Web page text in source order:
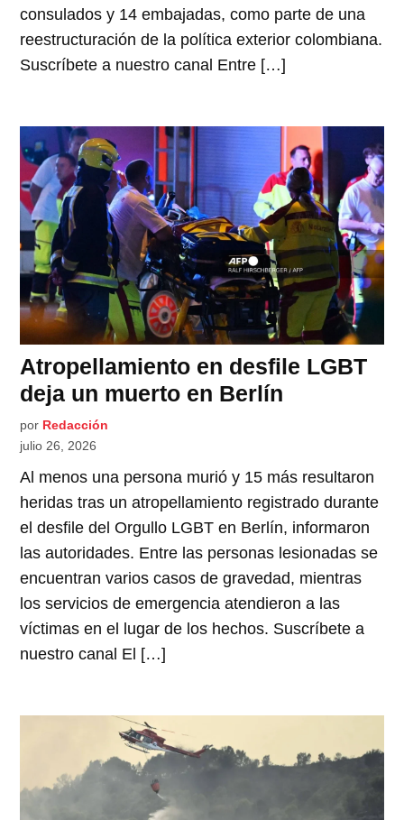
consulados y 14 embajadas, como parte de una
reestructuración de la política exterior colombiana.
Suscríbete a nuestro canal Entre […]
Atropellamiento en desfile LGBT
deja un muerto en Berlín
por Redacción
julio 26, 2026
Al menos una persona murió y 15 más resultaron
heridas tras un atropellamiento registrado durante
el desfile del Orgullo LGBT en Berlín, informaron
las autoridades. Entre las personas lesionadas se
encuentran varios casos de gravedad, mientras
los servicios de emergencia atendieron a las
víctimas en el lugar de los hechos. Suscríbete a
nuestro canal El […]